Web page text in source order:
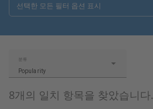
선택한 모든 필터 옵션 표시
8개의 일치 항목을 찾았습니다.
분류
Popularity